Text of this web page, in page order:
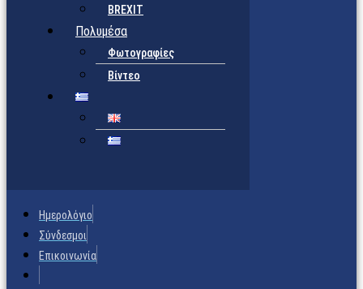
BREXIT
Πολυμέσα
Φωτογραφίες
Βίντεο
Ημερολόγιο
Σύνδεσμοι
Επικοινωνία